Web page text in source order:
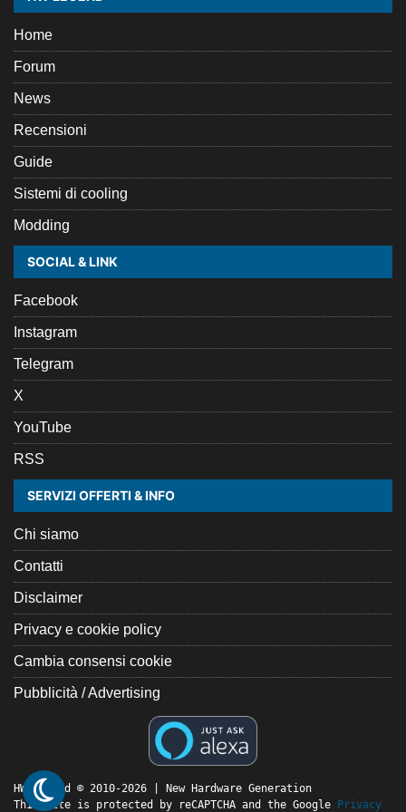
Home
Forum
News
Recensioni
Guide
Sistemi di cooling
Modding
SOCIAL & LINK
Facebook
Instagram
Telegram
X
YouTube
RSS
SERVIZI OFFERTI & INFO
Chi siamo
Contatti
Disclaimer
Privacy e cookie policy
Cambia consensi cookie
Pubblicità / Advertising
HW Legend © 2010-2026 | New Hardware Generation
This site is protected by reCAPTCHA and the Google
Privacy